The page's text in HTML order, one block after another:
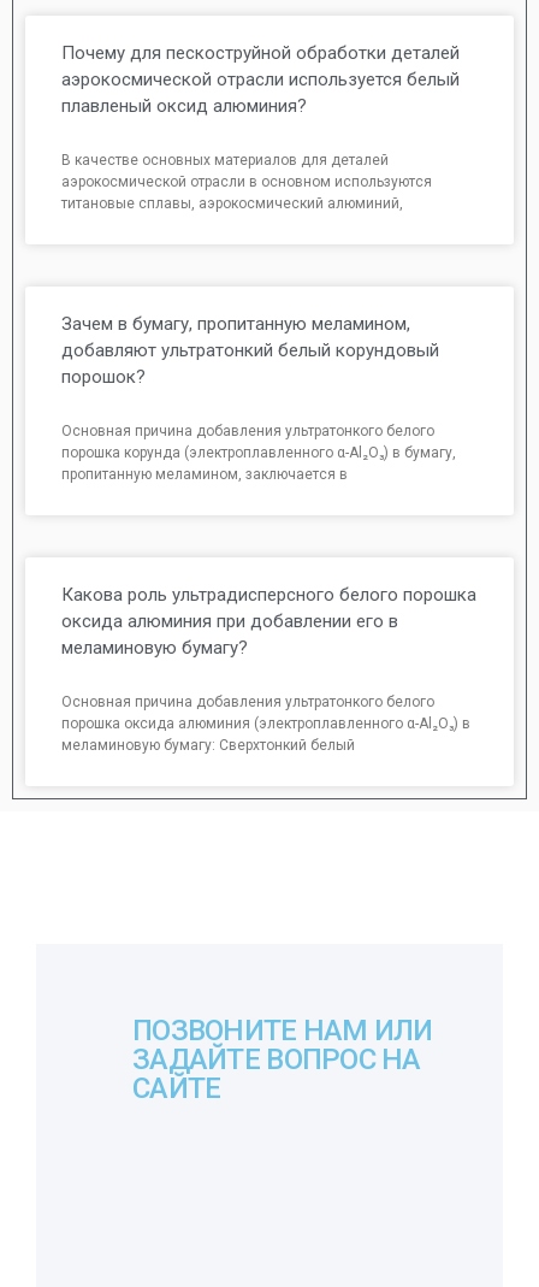
Почему для пескоструйной обработки деталей
аэрокосмической отрасли используется белый
плавленый оксид алюминия?
В качестве основных материалов для деталей
аэрокосмической отрасли в основном используются
титановые сплавы, аэрокосмический алюминий,
Зачем в бумагу, пропитанную меламином,
добавляют ультратонкий белый корундовый
порошок?
Основная причина добавления ультратонкого белого
порошка корунда (электроплавленного α-Al₂O₃) в бумагу,
пропитанную меламином, заключается в
Какова роль ультрадисперсного белого порошка
оксида алюминия при добавлении его в
меламиновую бумагу?
Основная причина добавления ультратонкого белого
порошка оксида алюминия (электроплавленного α-Al₂O₃) в
меламиновую бумагу: Сверхтонкий белый
ПОЗВОНИТЕ НАМ ИЛИ
ЗАДАЙТЕ ВОПРОС НА
САЙТЕ